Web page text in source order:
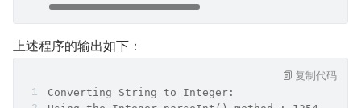
上述程序的输出如下：
Converting String to Integer:
复制代码